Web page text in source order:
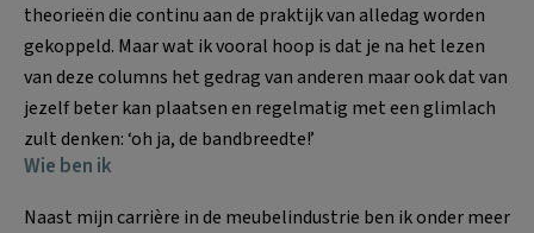
theorieën die continu aan de praktijk van alledag worden
gekoppeld. Maar wat ik vooral hoop is dat je na het lezen
van deze columns het gedrag van anderen maar ook dat van
jezelf beter kan plaatsen en regelmatig met een glimlach
zult denken: ‘oh ja, de bandbreedte!’
Wie ben ik
Naast mijn carrière in de meubelindustrie ben ik onder meer